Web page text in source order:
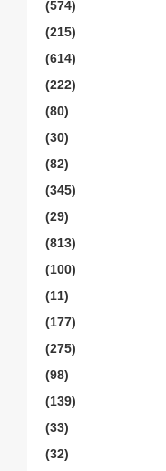
(574)
(215)
(614)
(222)
(80)
(30)
(82)
(345)
(29)
(813)
(100)
(11)
(177)
(275)
(98)
(139)
(33)
(32)